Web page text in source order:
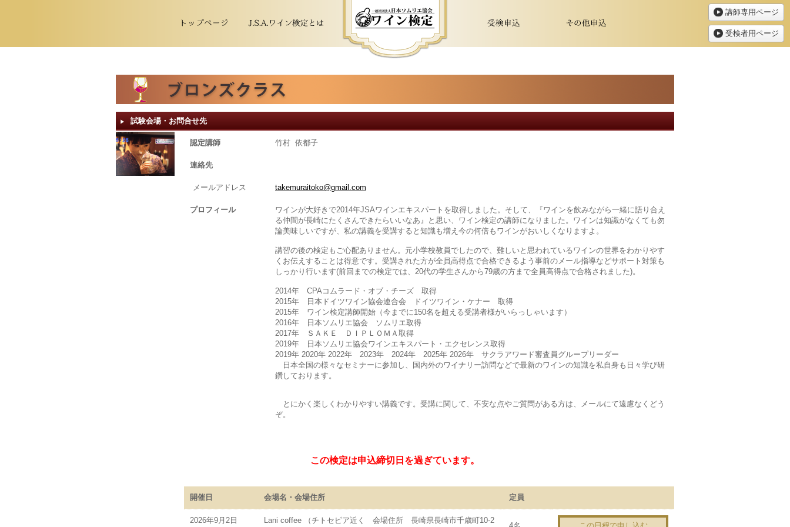
講師専用ページ
受検者用ページ
▶︎ 試験会場・お問合せ先
認定講師 竹村 依都子
連絡先
メールアドレス takemuraitoko@gmail.com
プロフィール
ワインが大好きで2014年JSAワインエキスパートを取得しました。そして、『ワインを飲みながら一緒に語り合え
る仲間が長崎にたくさんできたらいいなあ』と思い、ワイン検定の講師になりました。ワインは知識がなくても勿
論美味しいですが、私の講義を受講すると知識も増え今の何倍もワインがおいしくなりますよ。
講習の後の検定もご心配ありません。元小学校教員でしたので、難しいと思われているワインの世界をわかりやす
くお伝えすることは得意です。受講された方が全員高得点で合格できるよう事前のメール指導などサポート対策も
しっかり行います(前回までの検定では、20代の学生さんから79歳の方まで全員高得点で合格されました)。
2014年 CPAコムラード・オブ・チーズ 取得
2015年 日本ドイツワイン協会連合会 ドイツワイン・ケナー 取得
2015年 ワイン検定講師開始（今までに150名を超える受講者様がいらっしゃいます）
2016年 日本ソムリエ協会 ソムリエ取得
2017年 ＳＡＫＥ ＤＩＰＬＯＭＡ取得
2019年 日本ソムリエ協会ワインエキスパート・エクセレンス取得
2019年 2020年 2022年 2023年 2024年 2025年 2026年 サクラアワード審査員グループリーダー
日本全国の様々なセミナーに参加し、国内外のワイナリー訪問などで最新のワインの知識を私自身も日々学び研
鑽しております。
とにかく楽しくわかりやすい講義です。受講に関して、不安な点やご質問がある方は、メールにて遠慮なくどう
ぞ。
この検定は申込締切日を過ぎています。
開催日 会場名・会場住所 定員
2026年9月2日
Lani coffee （チトセピア近く 会場住所 長崎県長崎市千歳町10-2